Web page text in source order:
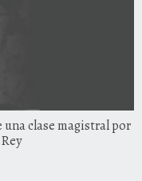
una clase magistral por